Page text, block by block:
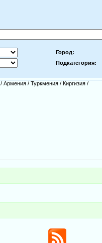
Город:
Подкатегория:
/ Армения / Туркмения / Киргизия /